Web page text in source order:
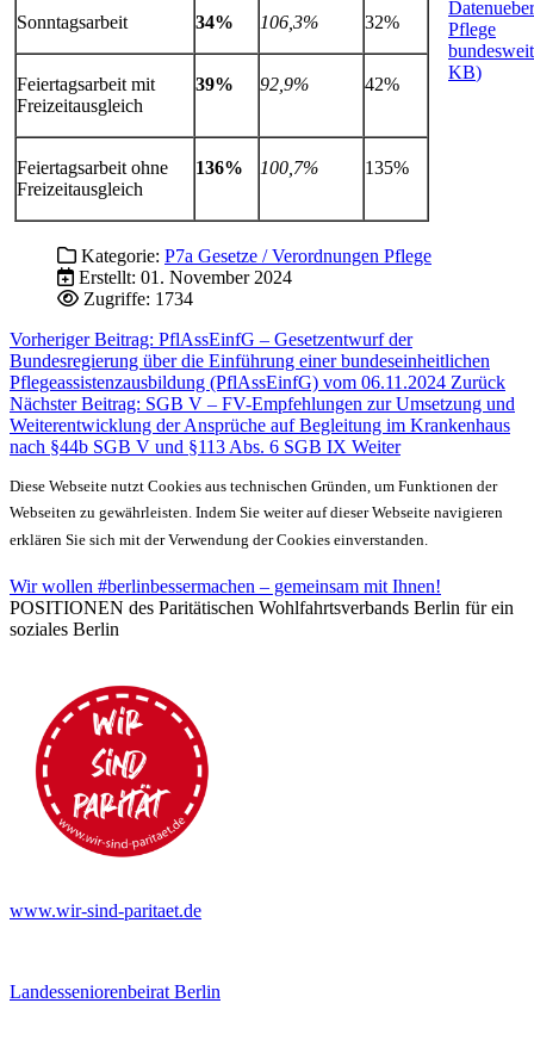
Sonntagsarbeit 34% 106,3% 32%
Feiertagsarbeit mit
Freizeitausgleich
39% 92,9% 42%
Feiertagsarbeit ohne
Freizeitausgleich
136% 100,7% 135%
Pflege
KB)
Kategorie: P7a Gesetze / Verordnungen Pflege
Erstellt: 01. November 2024
Zugriffe: 1734
Vorheriger Beitrag: PflAssEinfG – Gesetzentwurf der
Bundesregierung über die Einführung einer bundeseinheitlichen
Pflegeassistenzausbildung (PflAssEinfG) vom 06.11.2024 Zurück
Nächster Beitrag: SGB V – FV-Empfehlungen zur Umsetzung und
Weiterentwicklung der Ansprüche auf Begleitung im Krankenhaus
nach §44b SGB V und §113 Abs. 6 SGB IX Weiter
Diese Webseite nutzt Cookies aus technischen Gründen, um Funktionen der
Webseiten zu gewährleisten. Indem Sie weiter auf dieser Webseite navigieren
erklären Sie sich mit der Verwendung der Cookies einverstanden.
Wir wollen #berlinbessermachen – gemeinsam mit Ihnen!
POSITIONEN des Paritätischen Wohlfahrtsverbands Berlin für ein
soziales Berlin
www.wir-sind-paritaet.de
Landesseniorenbeirat Berlin